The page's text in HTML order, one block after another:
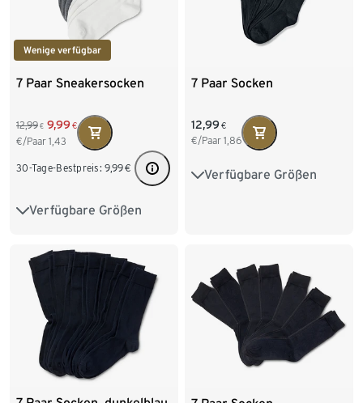
Wenige verfügbar
7 Paar Sneakersocken
12,99 € 9,99 €
€/Paar 1,43
30-Tage-Bestpreis: 9,99€
Verfügbare Größen
41-43 44-46
7 Paar Socken
12,99 €
€/Paar 1,86
Verfügbare Größen
41-43 44-46